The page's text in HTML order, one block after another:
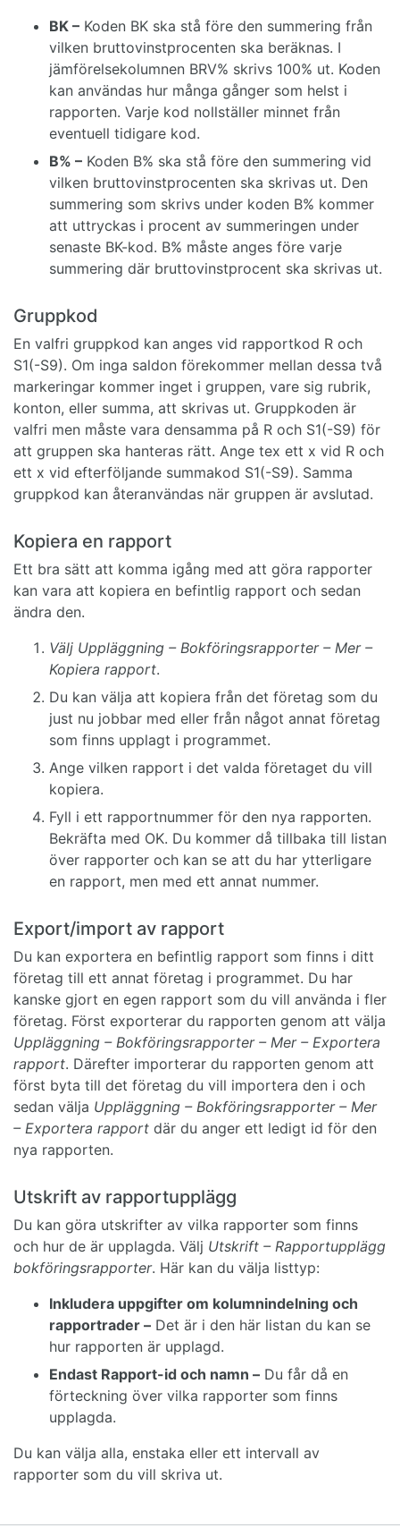
BK – Koden BK ska stå före den summering från
vilken bruttovinstprocenten ska beräknas. I
jämförelsekolumnen BRV% skrivs 100% ut. Koden
kan användas hur många gånger som helst i
rapporten. Varje kod nollställer minnet från
eventuell tidigare kod.
B% – Koden B% ska stå före den summering vid
vilken bruttovinstprocenten ska skrivas ut. Den
summering som skrivs under koden B% kommer
att uttryckas i procent av summeringen under
senaste BK-kod. B% måste anges före varje
summering där bruttovinstprocent ska skrivas ut.
Gruppkod
En valfri gruppkod kan anges vid rapportkod R och
S1(-S9). Om inga saldon förekommer mellan dessa två
markeringar kommer inget i gruppen, vare sig rubrik,
konton, eller summa, att skrivas ut. Gruppkoden är
valfri men måste vara densamma på R och S1(-S9) för
att gruppen ska hanteras rätt. Ange tex ett x vid R och
ett x vid efterföljande summakod S1(-S9). Samma
gruppkod kan återanvändas när gruppen är avslutad.
Kopiera en rapport
Ett bra sätt att komma igång med att göra rapporter
kan vara att kopiera en befintlig rapport och sedan
ändra den.
Välj Uppläggning – Bokföringsrapporter – Mer –
Kopiera rapport.
Du kan välja att kopiera från det företag som du
just nu jobbar med eller från något annat företag
som finns upplagt i programmet.
Ange vilken rapport i det valda företaget du vill
kopiera.
Fyll i ett rapportnummer för den nya rapporten.
Bekräfta med OK. Du kommer då tillbaka till listan
över rapporter och kan se att du har ytterligare
en rapport, men med ett annat nummer.
Export/import av rapport
Du kan exportera en befintlig rapport som finns i ditt
företag till ett annat företag i programmet. Du har
kanske gjort en egen rapport som du vill använda i fler
företag. Först exporterar du rapporten genom att välja
Uppläggning – Bokföringsrapporter – Mer – Exportera
rapport. Därefter importerar du rapporten genom att
först byta till det företag du vill importera den i och
sedan välja Uppläggning – Bokföringsrapporter – Mer
– Exportera rapport där du anger ett ledigt id för den
nya rapporten.
Utskrift av rapportupplägg
Du kan göra utskrifter av vilka rapporter som finns
och hur de är upplagda. Välj Utskrift – Rapportupplägg
bokföringsrapporter. Här kan du välja listtyp:
Inkludera uppgifter om kolumnindelning och
rapportrader – Det är i den här listan du kan se
hur rapporten är upplagd.
Endast Rapport-id och namn – Du får då en
förteckning över vilka rapporter som finns
upplagda.
Du kan välja alla, enstaka eller ett intervall av
rapporter som du vill skriva ut.